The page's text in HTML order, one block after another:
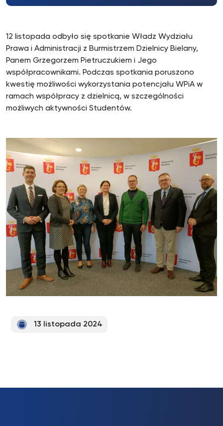
12 listopada odbyło się spotkanie Władz Wydziału
Prawa i Administracji z Burmistrzem Dzielnicy Bielany,
Panem Grzegorzem Pietruczukiem i Jego
współpracownikami. Podczas spotkania poruszono
kwestię możliwości wykorzystania potencjału WPiA w
ramach współpracy z dzielnicą, w szczególności
możliwych aktywności Studentów.
13 listopada 2024